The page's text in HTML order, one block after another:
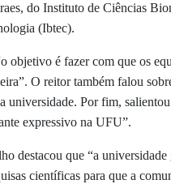
do Instituto de Ciências
(Ibtec).
objetivo é fazer com que os
O reitor também falou
universidade. Por fim,
expressivo na UFU”.
destacou que “a
científicas para que a